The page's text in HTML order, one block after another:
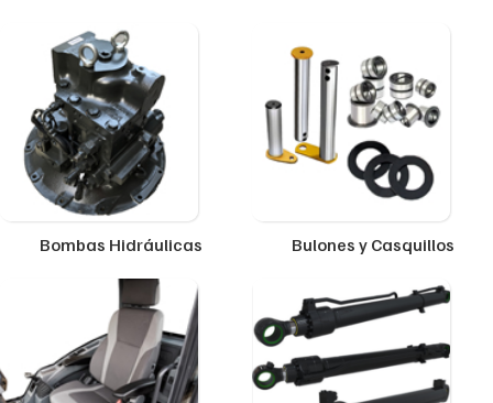
Bombas Hidráulicas Bulones y Casquillos